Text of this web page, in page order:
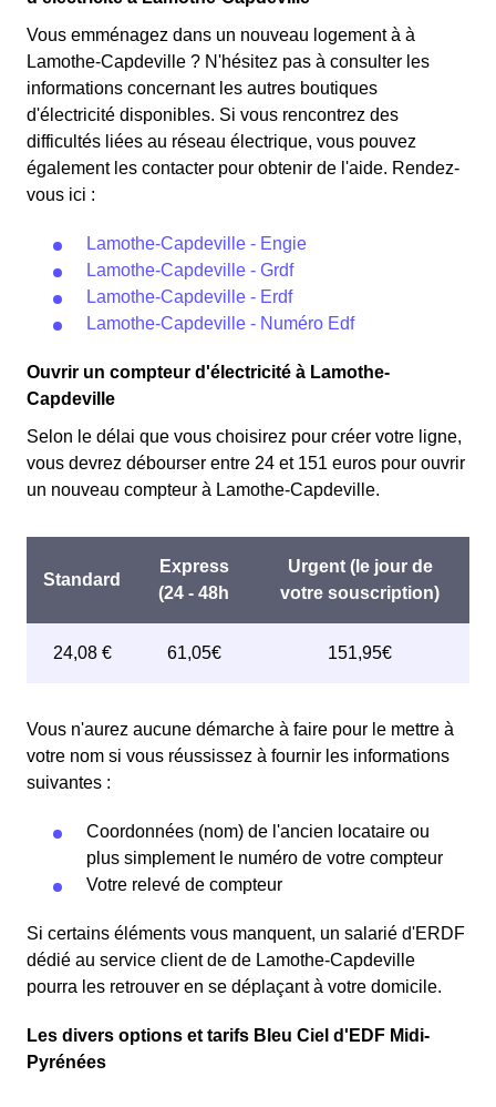
Vous emménagez dans un nouveau logement à à
Lamothe-Capdeville ? N'hésitez pas à consulter les
informations concernant les autres boutiques
d'électricité disponibles. Si vous rencontrez des
difficultés liées au réseau électrique, vous pouvez
également les contacter pour obtenir de l'aide. Rendez-
vous ici :
Lamothe-Capdeville - Engie
Lamothe-Capdeville - Grdf
Lamothe-Capdeville - Erdf
Lamothe-Capdeville - Numéro Edf
Ouvrir un compteur d'électricité à Lamothe-
Capdeville
Selon le délai que vous choisirez pour créer votre ligne,
vous devrez débourser entre 24 et 151 euros pour ouvrir
un nouveau compteur à Lamothe-Capdeville.
Vous n'aurez aucune démarche à faire pour le mettre à
votre nom si vous réussissez à fournir les informations
suivantes :
Coordonnées (nom) de l'ancien locataire ou
plus simplement le numéro de votre compteur
Votre relevé de compteur
Si certains éléments vous manquent, un salarié d'ERDF
dédié au service client de de Lamothe-Capdeville
pourra les retrouver en se déplaçant à votre domicile.
Les divers options et tarifs Bleu Ciel d'EDF Midi-
Pyrénées